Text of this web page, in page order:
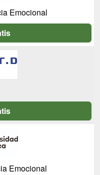
Emocional
Emocional